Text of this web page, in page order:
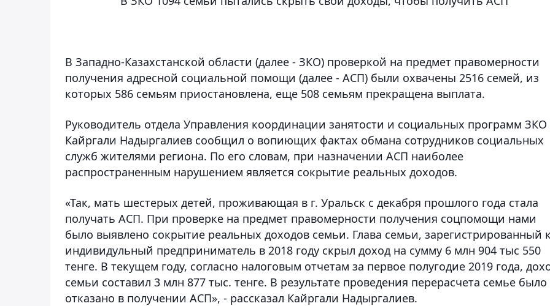
В Западно-Казахстанской области (далее - ЗКО) проверкой на предмет правомерности
получения адресной социальной помощи (далее - АСП) были охвачены 2516 семей, из
которых 586 семьям приостановлена, еще 508 семьям прекращена выплата.
Руководитель отдела Управления координации занятости и социальных программ ЗКО
Кайргали Надыргалиев сообщил о вопиющих фактах обмана сотрудников социальных
служб жителями региона. По его словам, при назначении АСП наиболее
распространенным нарушением является сокрытие реальных доходов.
«Так, мать шестерых детей, проживающая в г. Уральск с декабря прошлого года стала
получать АСП. При проверке на предмет правомерности получения соцпомощи нами
было выявлено сокрытие реальных доходов семьи. Глава семьи, зарегистрированный
индивидульный предприниматель в 2018 году скрыл доход на сумму 6 млн 904 тыс 550
тенге. В текущем году, cогласно налоговым отчетам за первое полугодие 2019 года,
семьи составил 3 млн 877 тыс. тенге. В результате проведения перерасчета семье было
отказано в получении АСП», - рассказал Кайргали Надыргалиев.